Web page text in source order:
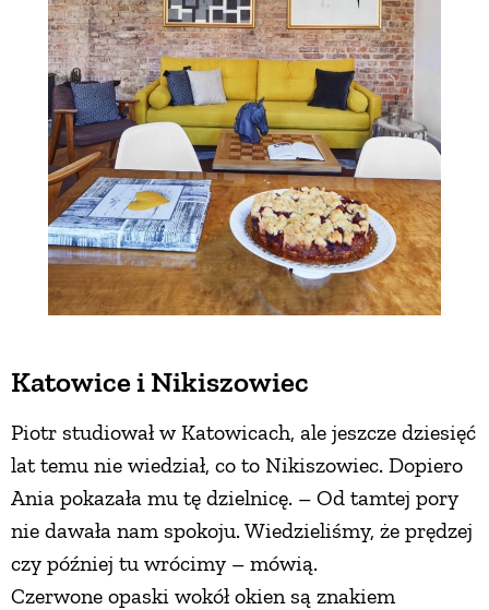
Katowice i Nikiszowiec
Piotr studiował w Katowicach, ale jeszcze dziesięć
lat temu nie wiedział, co to Nikiszowiec. Dopiero
Ania pokazała mu tę dzielnicę. – Od tamtej pory
nie dawała nam spokoju. Wiedzieliśmy, że prędzej
czy później tu wrócimy – mówią.
Czerwone opaski wokół okien są znakiem